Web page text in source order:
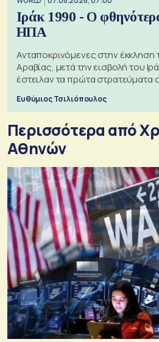
Ιράκ 1990 - Ο
ΗΠΑ
Ανταποκρινόμενες στην έκκληση
Αραβίας, μετά την εισβολή του
έστειλαν τα πρώτα
Ευθύμιος Τσιλιόπουλος
Περισσότερα από
Αθηνών